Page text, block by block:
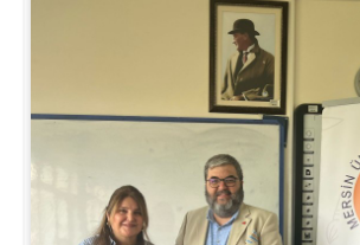
Restorasyon ve Koruma Merkezi
Sürdürülebilir Çevre Uygulama ve Araştırma Merkezi
Sürekli Eğitim Uygulama ve Araştırma Merkezi